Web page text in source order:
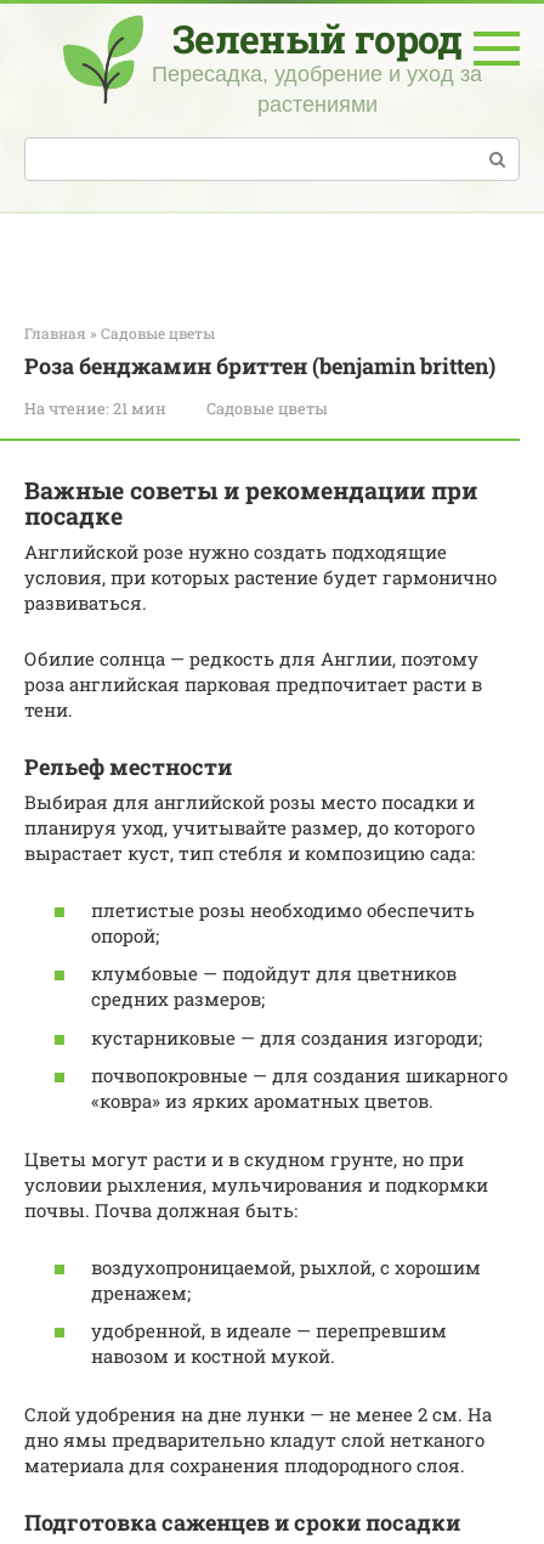
Перейти
контенту
Зеленый город
Пересадка, удобрение и уход за
растениями
Поиск:
Главная » Садовые цветы
Роза бенджамин бриттен (benjamin britten)
На чтение: 21 мин Садовые цветы
Важные советы и рекомендации при
посадке
Английской розе нужно создать подходящие
условия, при которых растение будет гармонично
развиваться.
Обилие солнца — редкость для Англии, поэтому
роза английская парковая предпочитает расти в
тени.
Рельеф местности
Выбирая для английской розы место посадки и
планируя уход, учитывайте размер, до которого
вырастает куст, тип стебля и композицию сада:
плетистые розы необходимо обеспечить
опорой;
клумбовые — подойдут для цветников
средних размеров;
кустарниковые — для создания изгороди;
почвопокровные — для создания шикарного
«ковра» из ярких ароматных цветов.
Цветы могут расти и в скудном грунте, но при
условии рыхления, мульчирования и подкормки
почвы. Почва должная быть:
воздухопроницаемой, рыхлой, с хорошим
дренажем;
удобренной, в идеале — перепревшим
навозом и костной мукой.
Слой удобрения на дне лунки — не менее 2 см. На
дно ямы предварительно кладут слой нетканого
материала для сохранения плодородного слоя.
Подготовка саженцев и сроки посадки